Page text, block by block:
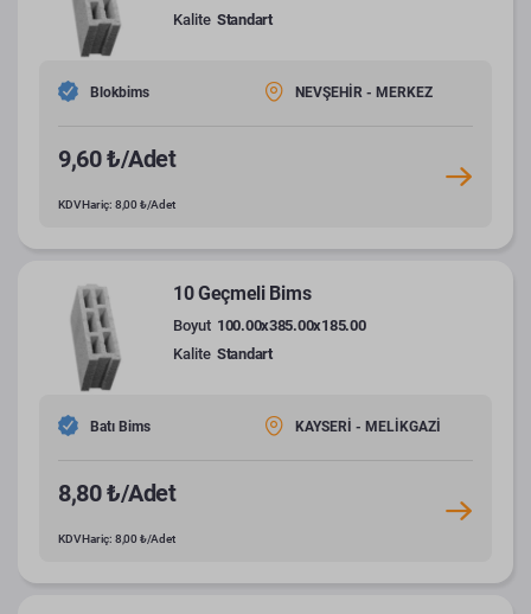
Kalite Standart
Blokbims NEVŞEHİR - MERKEZ
9,60 ₺/Adet
KDV Hariç: 8,00 ₺/Adet
10 Geçmeli Bims
Boyut 100.00x385.00x185.00
Kalite Standart
Batı Bims KAYSERİ - MELİKGAZİ
8,80 ₺/Adet
KDV Hariç: 8,00 ₺/Adet